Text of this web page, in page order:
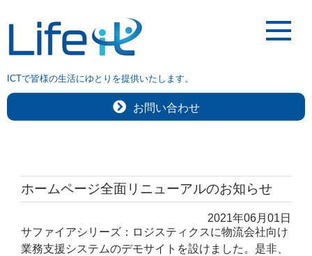
ICTで皆様の生活にゆとりを提供いたします。
お問い合わせ
ホームページ全面リニューアルのお知らせ
2021年06月01日
サファイアシリーズ：ロジスティクスに物流会社向け
業務支援システムのデモサイトを設けました。是非、